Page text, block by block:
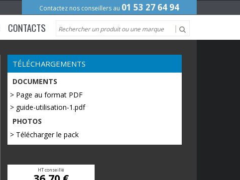
Contactez nos conseillers au 01 53 27 64 94
CONTACTS
TÉLÉCHARGEMENTS
DOCUMENTS
> Page au format PDF
> guide-utilisation-1.pdf
PHOTOS
> Télécharger le pack
HT conseillé